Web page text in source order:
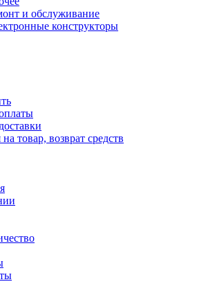
и обслуживание
конструкторы
товар, возврат средств